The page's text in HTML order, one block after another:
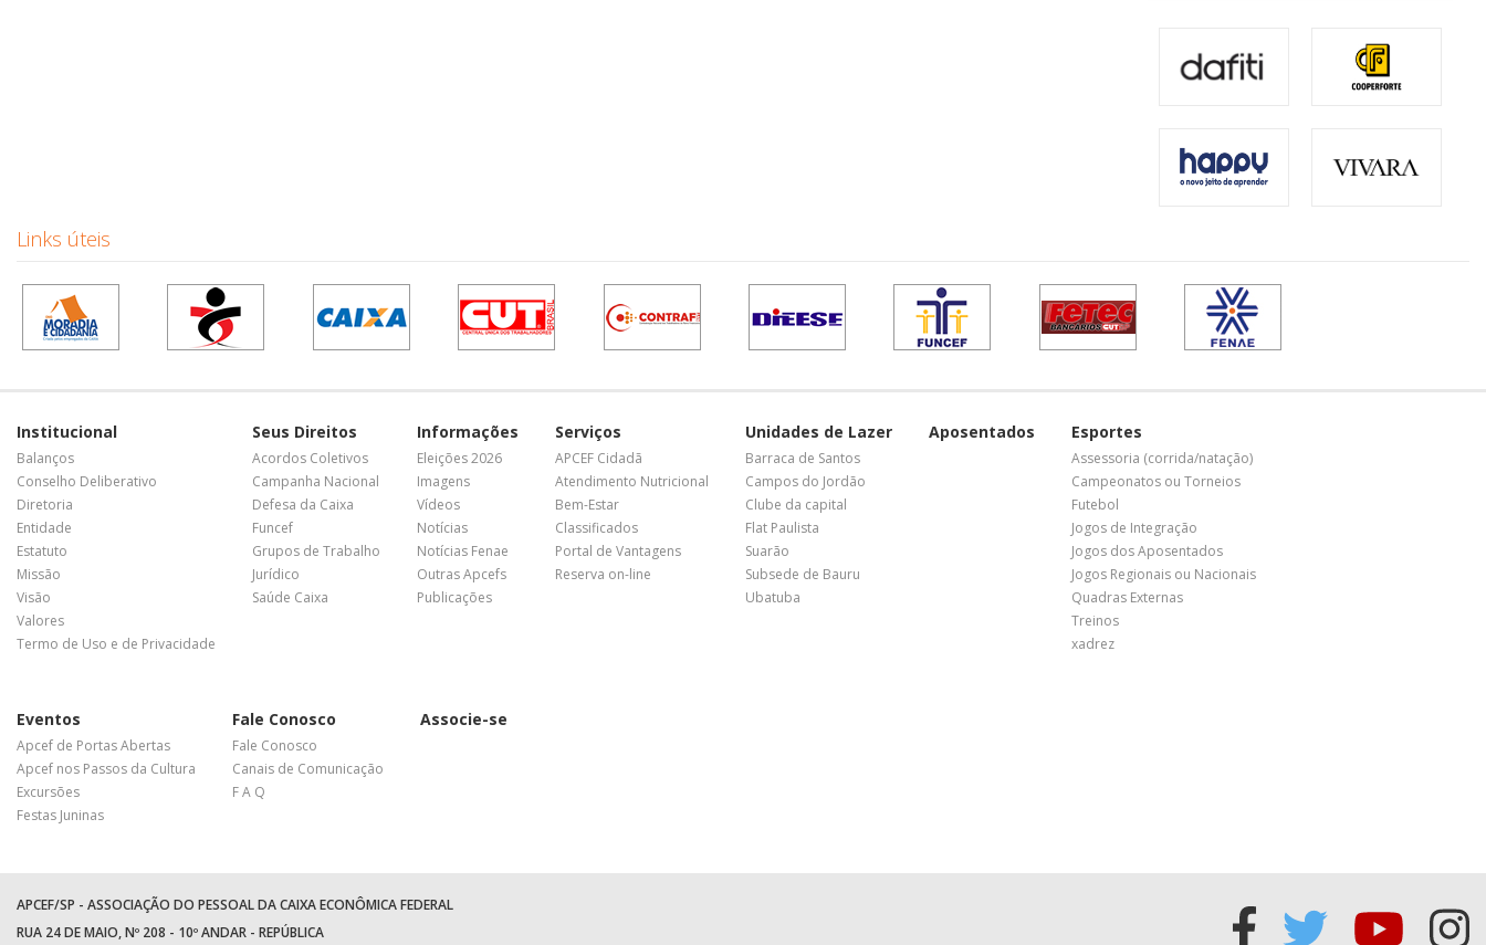
Links úteis
Institucional
Balanços
Conselho Deliberativo
Diretoria
Entidade
Estatuto
Missão
Visão
Valores
Termo de Uso e de Privacidade
Seus Direitos
Acordos Coletivos
Campanha Nacional
Defesa da Caixa
Funcef
Grupos de Trabalho
Jurídico
Saúde Caixa
Informações
Eleições 2026
Imagens
Vídeos
Notícias
Notícias Fenae
Outras Apcefs
Publicações
Serviços
APCEF Cidadã
Atendimento Nutricional
Bem-Estar
Classificados
Portal de Vantagens
Reserva on-line
Unidades de Lazer
Barraca de Santos
Campos do Jordão
Clube da capital
Flat Paulista
Suarão
Subsede de Bauru
Ubatuba
Aposentados Esportes
Assessoria (corrida/natação)
Campeonatos ou Torneios
Futebol
Jogos de Integração
Jogos dos Aposentados
Jogos Regionais ou Nacionais
Quadras Externas
Treinos
xadrez
Eventos
Apcef de Portas Abertas
Apcef nos Passos da Cultura
Excursões
Festas Juninas
Fale Conosco
Fale Conosco
Canais de Comunicação
F A Q
Associe-se
APCEF/SP - ASSOCIAÇÃO DO PESSOAL DA CAIXA ECONÔMICA FEDERAL
RUA 24 DE MAIO, Nº 208 - 10º ANDAR - REPÚBLICA
Acessar
Acessar